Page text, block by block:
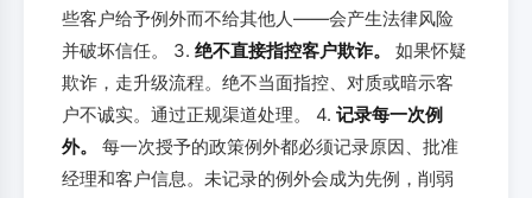
些客户给予例外而不给其他人——会产生法律风险
并破坏信任。 3. 绝不直接指控客户欺诈。
如果怀疑
欺诈，走升级流程。绝不当面指控、对质或暗示客
户不诚实。通过正规渠道处理。 4. 记录每一次例
外。
每一次授予的政策例外都必须记录原因、批准
经理和客户信息。未记录的例外会成为先例，削弱